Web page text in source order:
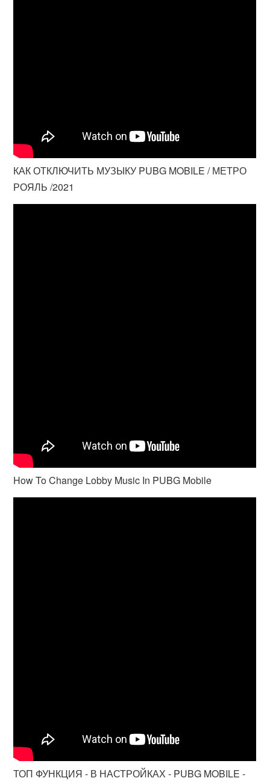
КАК ОТКЛЮЧИТЬ МУЗЫКУ PUBG MOBILE / МЕТРО
РОЯЛЬ /2021
How To Change Lobby Music In PUBG Mobile
ТОП ФУНКЦИЯ - В НАСТРОЙКАХ - PUBG MOBILE -